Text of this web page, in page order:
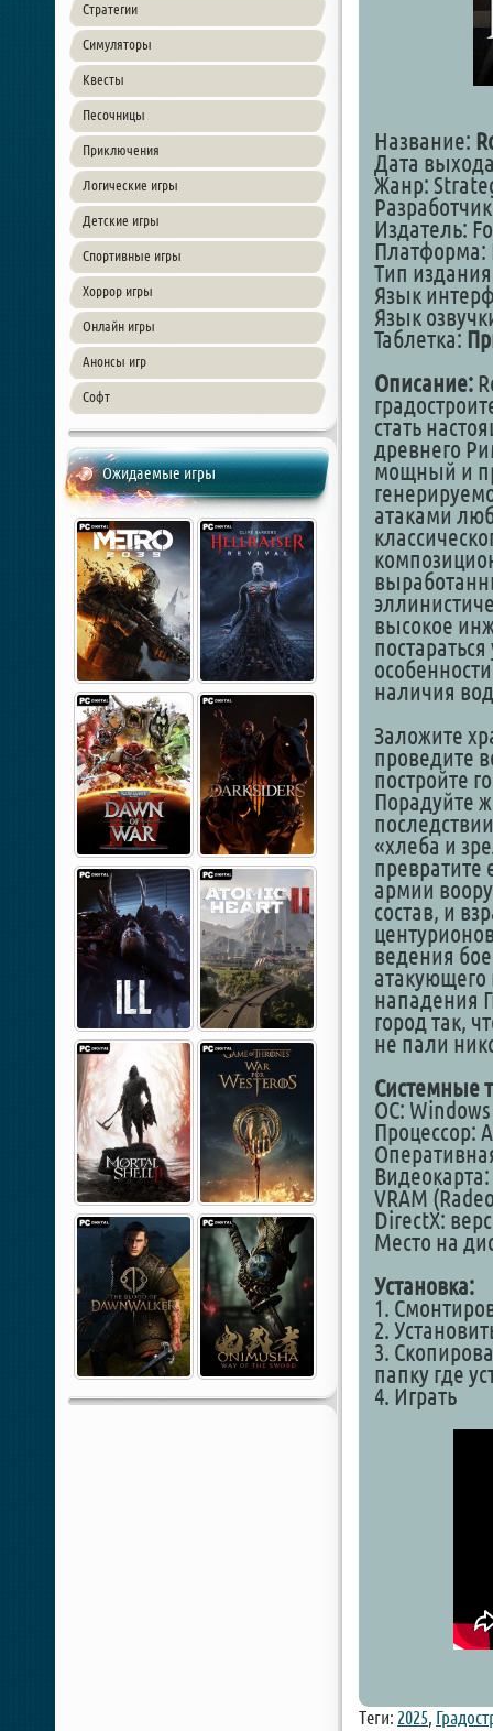
Стратегии
Симуляторы
Квесты
Песочницы
Приключения
Логические игры
Детские игры
Спортивные игры
Хоррор игры
Онлайн игры
Анонсы игр
Софт
Ожидаемые игры
Название:
Дата
Жанр:
Издатель:
Платформа:
Тип
Язык
Язык
Таблетка:
Описание:
стать
древнего
мощный и
атаками
высокое
наличия
Заложите
проведите
постройте
Порадуйте
«хлеба и
превратите
армии
состав, и
ведения
атакующего
нападения
город так,
не пали
Системные
ОС: Windows
Процессор:
VRAM
DirectX:
Место на
Установка:
1.
2.
3.
папку где
4. Играть
Теги: 2025,